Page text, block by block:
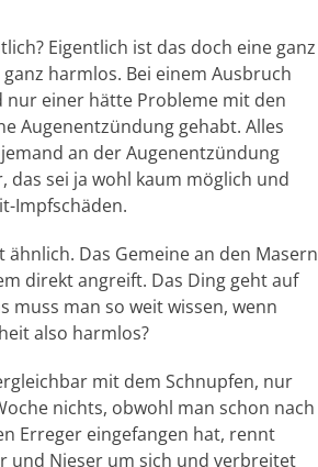
Eigentlich ist das doch eine ganz
harmlos. Bei einem Ausbruch
nur einer hätte Probleme mit den
Augenentzündung gehabt. Alles
an der Augenentzündung
sei ja wohl kaum möglich und
Impfschäden.
Das Gemeine an den Masern
direkt angreift. Das Ding geht auf
muss man so weit wissen, wenn
also harmlos?
mit dem Schnupfen, nur
nichts, obwohl man schon nach
Erreger eingefangen hat, rennt
und Nieser um sich und verbreitet